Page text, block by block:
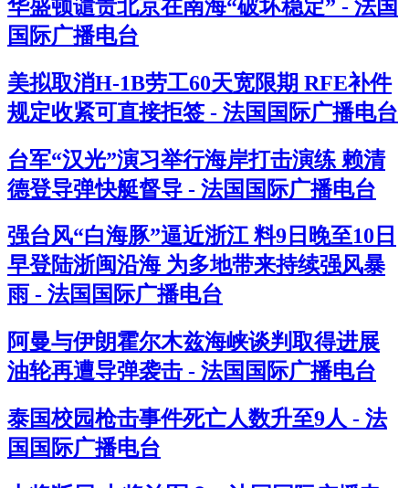
华盛顿谴责北京在南海“破坏稳定” - 法国
国际广播电台
美拟取消H-1B劳工60天宽限期 RFE补件
规定收紧可直接拒签 - 法国国际广播电台
台军“汉光”演习举行海岸打击演练 赖清
德登导弹快艇督导 - 法国国际广播电台
强台风“白海豚”逼近浙江 料9日晚至10日
早登陆浙闽沿海 为多地带来持续强风暴
雨 - 法国国际广播电台
阿曼与伊朗霍尔木兹海峡谈判取得进展
油轮再遭导弹袭击 - 法国国际广播电台
泰国校园枪击事件死亡人数升至9人 - 法
国国际广播电台